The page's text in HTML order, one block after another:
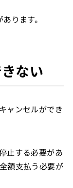
ります。
ない
ャンセルができ
止する必要があ
額支払う必要が